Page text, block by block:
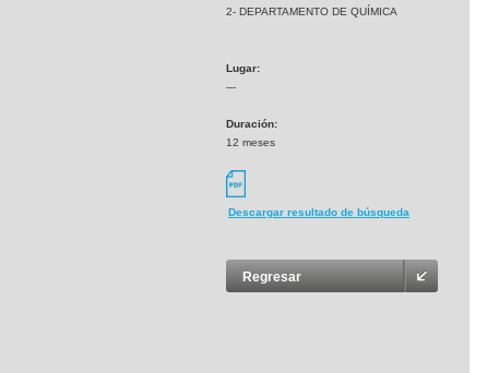
2- DEPARTAMENTO DE QUÍMICA
Lugar:
---
Duración:
12 meses
Descargar resultado de búsqueda
Regresar